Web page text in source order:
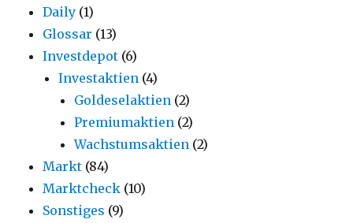
Daily (1)
Glossar (13)
Investdepot (6)
Investaktien (4)
Goldeselaktien (2)
Premiumaktien (2)
Wachstumsaktien (2)
Markt (84)
Marktcheck (10)
Sonstiges (9)